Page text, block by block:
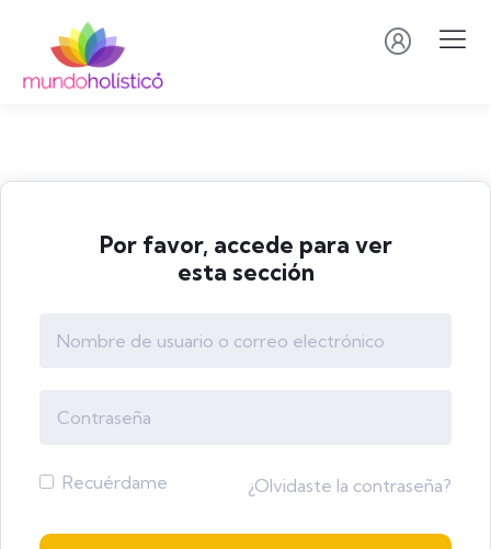
Por favor, accede para ver
esta sección
Recuérdame ¿Olvidaste la contraseña?